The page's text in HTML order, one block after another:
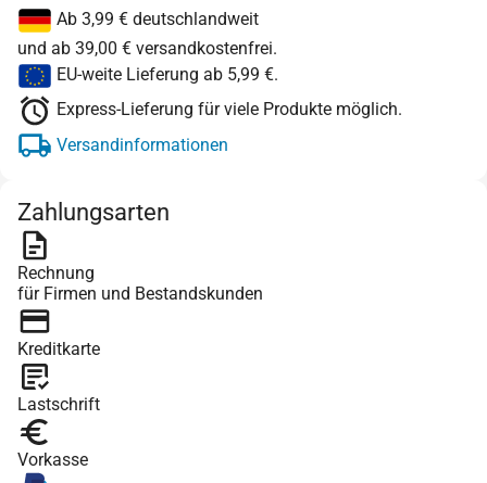
Ab 3,99 € deutschlandweit
und ab 39,00 € versandkostenfrei.
EU-weite Lieferung ab 5,99 €.
Express-Lieferung für viele Produkte möglich.
Versandinformationen
Zahlungsarten
Rechnung
für Firmen und Bestandskunden
Kreditkarte
Lastschrift
Vorkasse